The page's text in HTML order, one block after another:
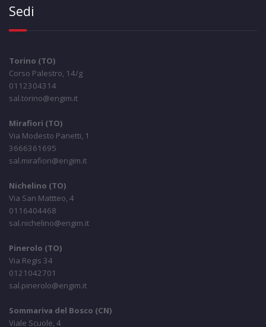
Sedi
Torino (TO)
Corso Palestro, 14/g
0112304314
sal.torino@engim.it
Mirafiori (TO)
Via Modesto Panetti, 1
3666361695
sal.mirafiori@engim.it
Nichelino (TO)
Via San Mattteo, 4
0116404468
sal.nichelino@engim.it
Pinerolo (TO)
Via Regis 34
0121042701
sal.pinerolo@engim.it
Sommariva del Bosco (CN)
Viale Scuole, 4